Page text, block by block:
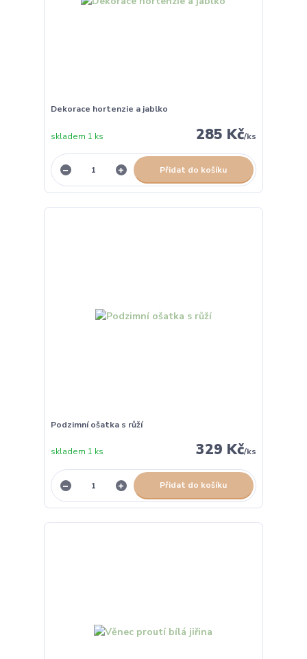
Dekorace hortenzie a jablko
285 Kč/ks
skladem 1 ks
Přidat do košíku
Podzimní ošatka s růží
329 Kč/ks
skladem 1 ks
Přidat do košíku